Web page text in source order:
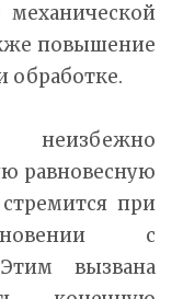
повышение
обработке.
неизбежно
равновесную
при
с
вызвана